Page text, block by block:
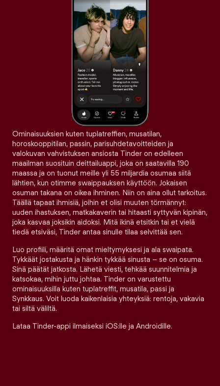
Ominaisuuksien kuten tuplatreffien, musatilan,
horoskooppitilan, passin, parisuhdetavoitteiden ja
valokuvan vahvistuksen ansiosta Tinder on edelleen
maailman suosituin deittailuappi, joka on saatavilla 190
maassa ja on tuonut meille yli 55 miljardia osumaa siitä
lähtien, kun otimme swaippauksen käyttöön. Jokaisen
osuman takana on oikea ihminen. Niin on aina ollut tarkoitus.
Täällä tapaat ihmisiä, joihin et olisi muuten törmännyt:
uuden ihastuksen, matkakaverin tai hitaasti syttyvän kipinän,
joka kasvaa joksikin aidoksi. Mitä ikinä etsitkin tai et vielä
tiedä etsiväsi, Tinder antaa sinulle tilaa selvittää sen.
Luo profiili, määritä omat mieltymyksesi ja ala swaipata.
Tykkäät jostakusta ja hänkin tykkää sinusta – se on osuma.
Sinä päätät jatkosta. Lähetä viesti, tehkää suunnitelmia ja
katsokaa, mihin juttu johtaa. Tinder on varustettu
ominaisuuksilla kuten tuplatreffit, musatila, passi ja
Synkkaus. Voit luoda kaikenlaisia yhteyksiä: rentoja, vakavia
tai siltä väliltä.
Lataa Tinder-appi ilmaiseksi iOS:lle ja Androidille.